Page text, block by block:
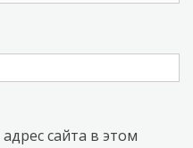
сайта в этом